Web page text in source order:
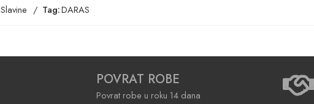
Slavine Tag:DARAS
POVRAT ROBE
Povrat robe u roku 14 dana